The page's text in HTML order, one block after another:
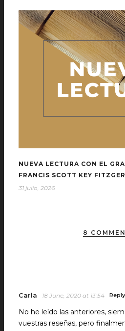
NUEVA LECTURA CON EL
FRANCIS SCOTT KEY
31 julio, 2026
8
Carla 18 June, 2020 at 13:54 Reply
No he leído las anteriores,
vuestras reseñas, pero